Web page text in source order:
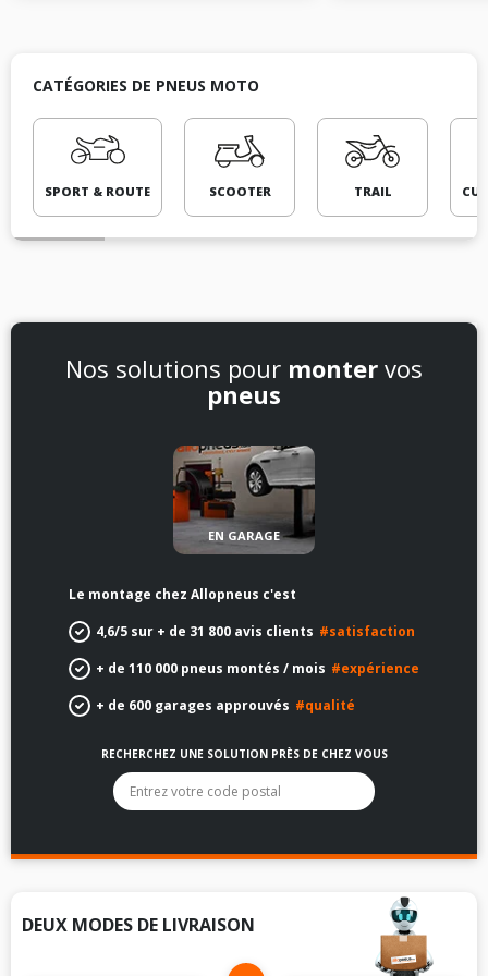
CATÉGORIES DE PNEUS MOTO
SPORT & ROUTE SCOOTER TRAIL
Nos solutions pour monter vos
pneus
EN GARAGE
Le montage chez Allopneus c'est
4,6/5 sur + de 31 800 avis clients #satisfaction
+ de 110 000 pneus montés / mois #expérience
+ de 600 garages approuvés #qualité
RECHERCHEZ UNE SOLUTION PRÈS DE CHEZ VOUS
La liste des options sous le champ de recherche sera filtrée
DEUX MODES DE LIVRAISON